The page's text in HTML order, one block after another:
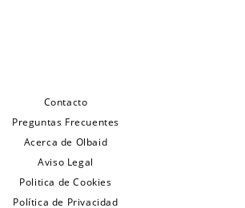
Contacto
Preguntas Frecuentes
Acerca de Olbaid
Aviso Legal
Politica de Cookies
Política de Privacidad